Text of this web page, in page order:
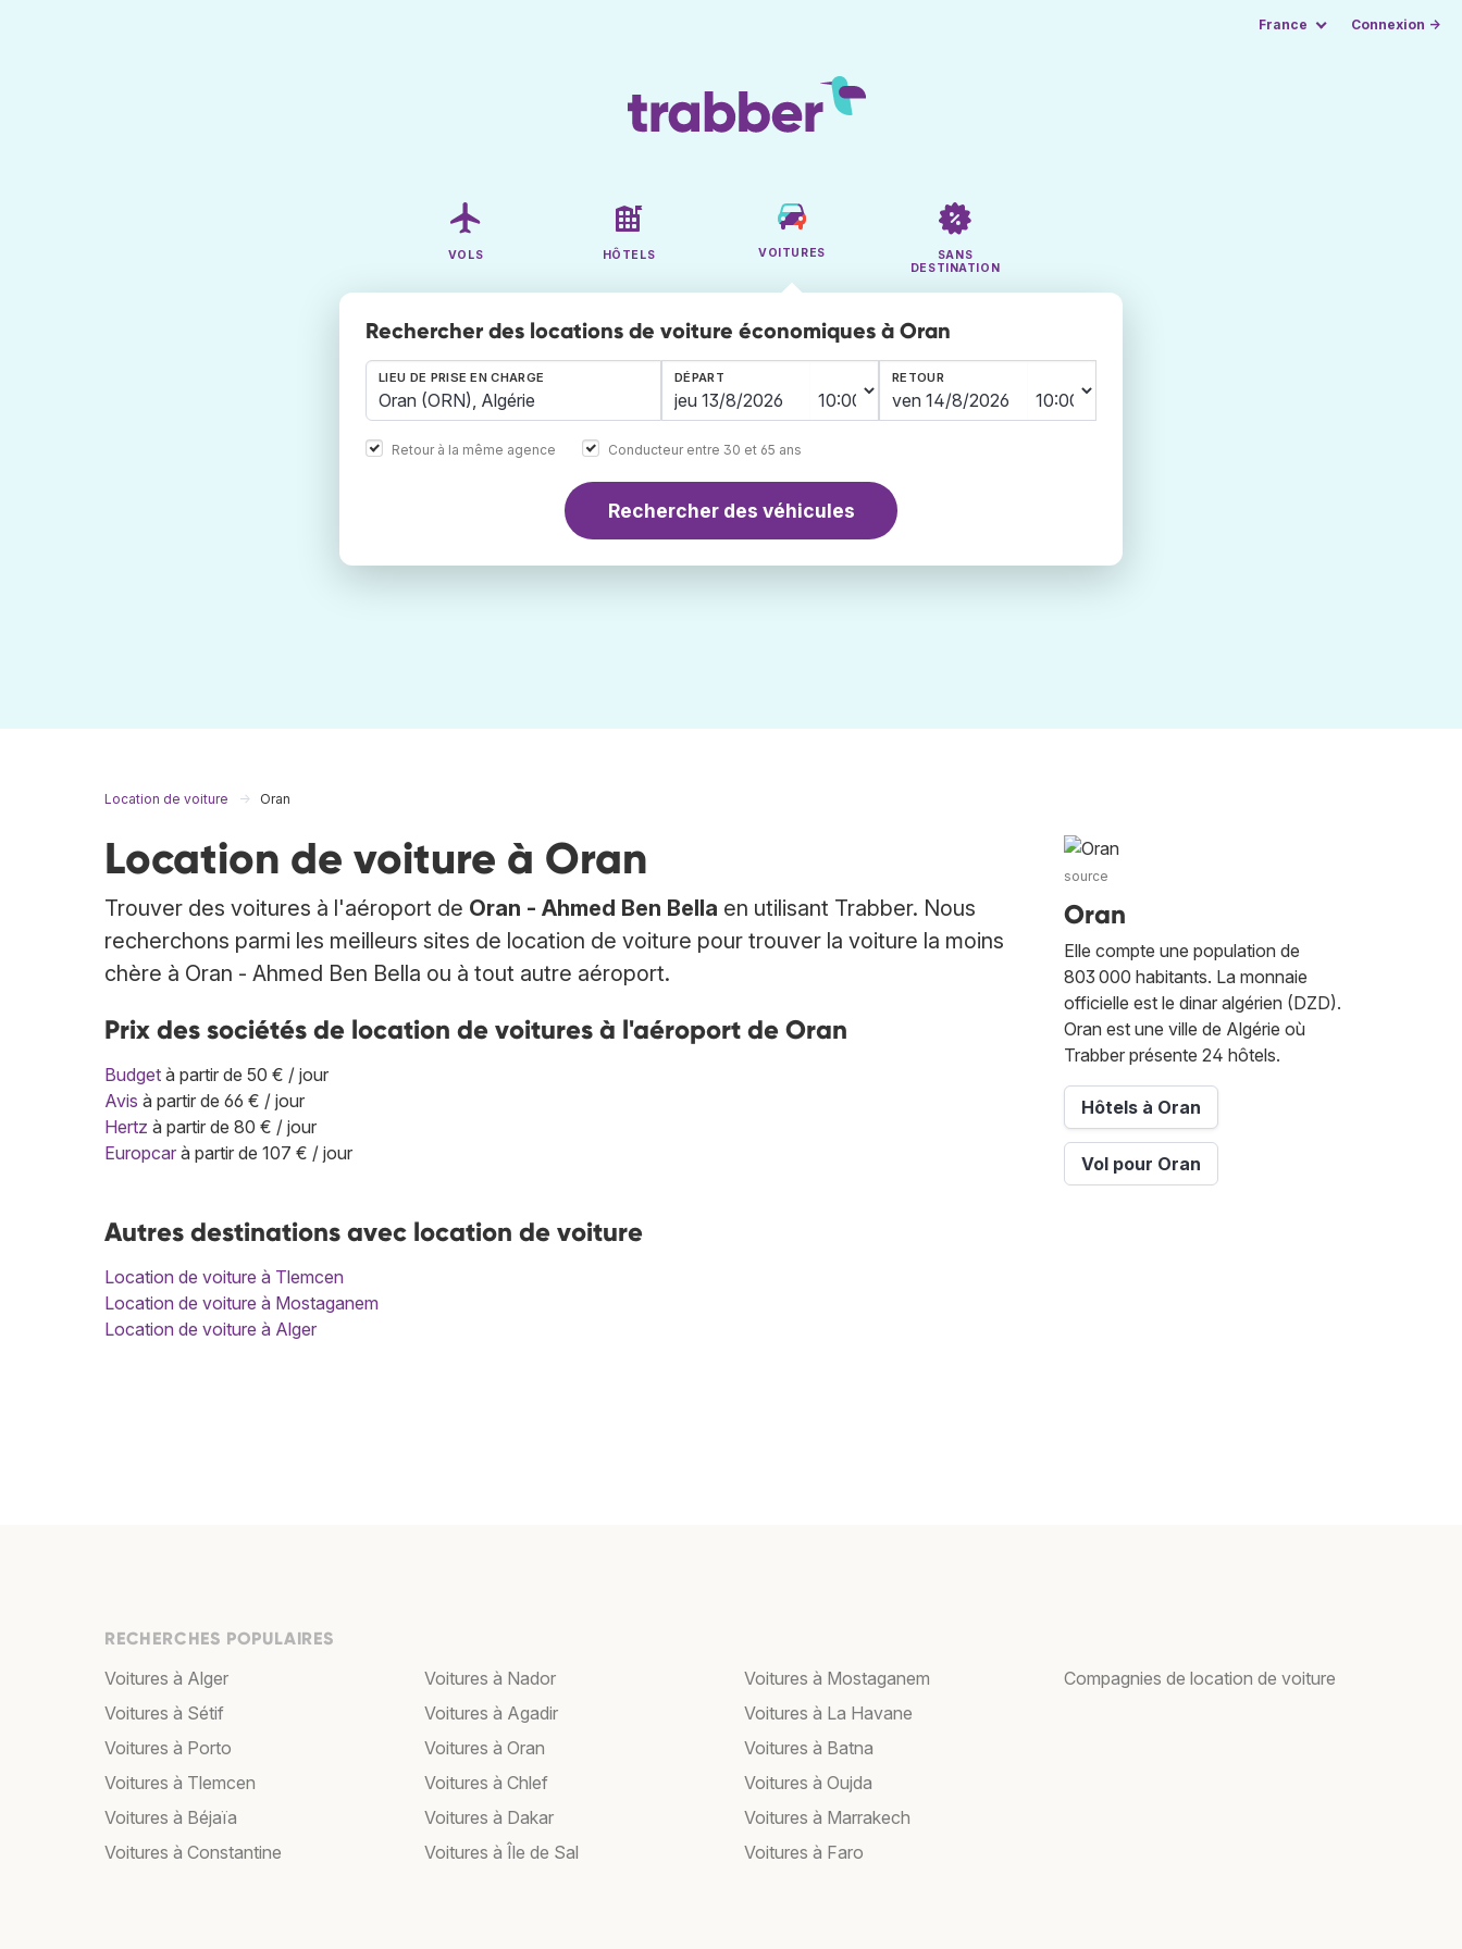
France Connexion →
VOLS HÔTELS VOITURES
SANS
DESTINATION
Rechercher des locations de voiture économiques à Oran
LIEU DE PRISE EN CHARGE DÉPART RETOUR
Retour à la même agence Conducteur entre 30 et 65 ans
Rechercher des véhicules
Location de voiture Oran
Location de voiture à Oran
Trouver des voitures à l'aéroport de Oran - Ahmed Ben Bella en utilisant Trabber. Nous
recherchons parmi les meilleurs sites de location de voiture pour trouver la voiture la moins
chère à Oran - Ahmed Ben Bella ou à tout autre aéroport.
Prix des sociétés de location de voitures à l'aéroport de Oran
Budget à partir de 50 € / jour
Avis à partir de 66 € / jour
Hertz à partir de 80 € / jour
Europcar à partir de 107 € / jour
Autres destinations avec location de voiture
Location de voiture à Tlemcen
Location de voiture à Mostaganem
Location de voiture à Alger
source
Oran
Elle compte une population de
803 000 habitants. La monnaie
officielle est le dinar algérien (DZD).
Oran est une ville de Algérie où
Trabber présente 24 hôtels.
Hôtels à Oran
Vol pour Oran
RECHERCHES POPULAIRES
Voitures à Alger
Voitures à Sétif
Voitures à Porto
Voitures à Tlemcen
Voitures à Béjaïa
Voitures à Constantine
Voitures à Nador
Voitures à Agadir
Voitures à Oran
Voitures à Chlef
Voitures à Dakar
Voitures à Île de Sal
Voitures à Mostaganem
Voitures à La Havane
Voitures à Batna
Voitures à Oujda
Voitures à Marrakech
Voitures à Faro
Compagnies de location de voiture